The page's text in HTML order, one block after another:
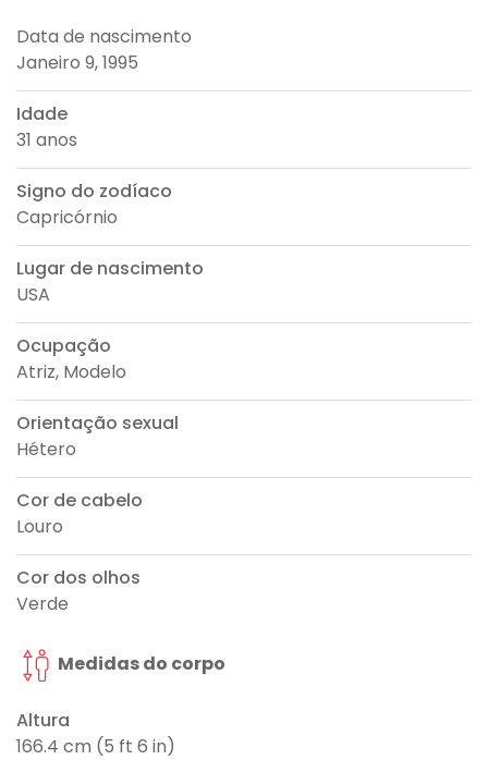
Data de nascimento
Janeiro 9, 1995
Idade
31 anos
Signo do zodíaco
Capricórnio
Lugar de nascimento
USA
Ocupação
Atriz, Modelo
Orientação sexual
Hétero
Cor de cabelo
Louro
Cor dos olhos
Verde
Medidas do corpo
Altura
166.4 cm (5 ft 6 in)